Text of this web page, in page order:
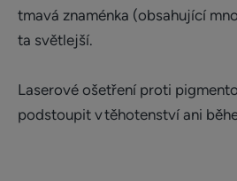
tmavá znaménka (obsahující
ta světlejší.
Laserové ošetření proti
podstoupit v těhotenství ani